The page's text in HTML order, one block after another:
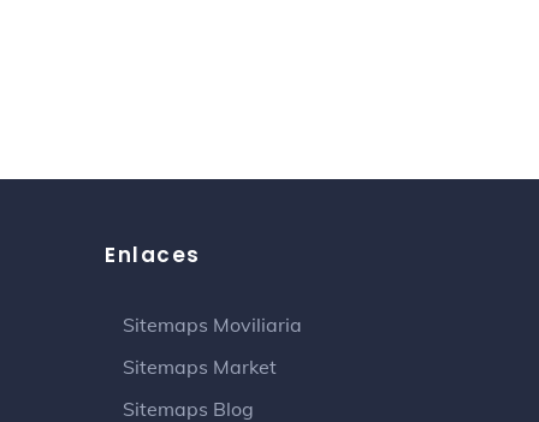
Enlaces
Sitemaps Moviliaria
Sitemaps Market
Sitemaps Blog